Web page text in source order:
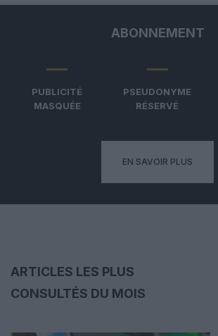
ABONNEMENT
PUBLICITÉ
MASQUÉE
PSEUDONYME
RÉSERVÉ
EN SAVOIR PLUS
ARTICLES LES PLUS
CONSULTÉS DU MOIS